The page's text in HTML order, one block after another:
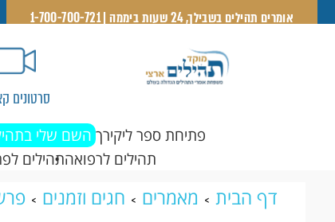
אומרים תהילים בשבילך, 24 שעות ביממה | 1-700-700-721
סרטונים
פתיחת ספר ליקירך השם שלי
תהילים לרפואהתהילים
דף הבית מאמרים חגים וזמנים